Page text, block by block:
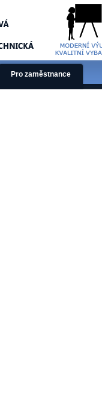
Pro zaměstnance